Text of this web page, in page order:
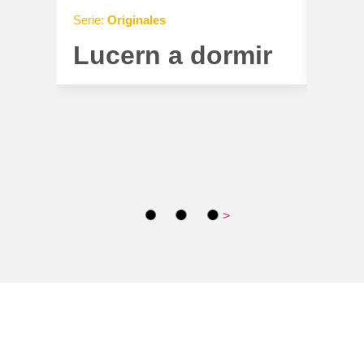
Serie: Originales
Lucern a dormir
>